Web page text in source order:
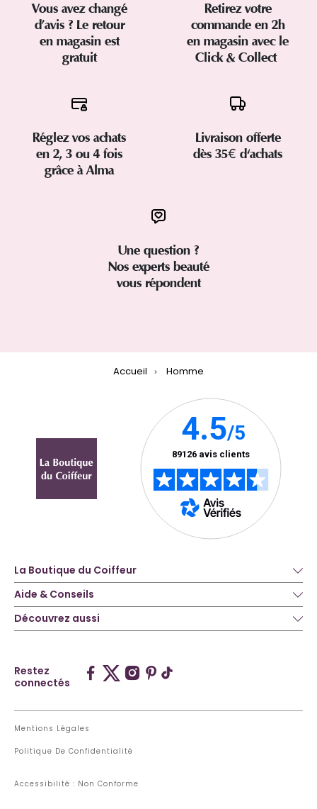
Vous avez changé
d’avis ? Le retour
en magasin est
gratuit
Retirez votre
commande en 2h
en magasin avec le
Click & Collect
Réglez vos achats
en 2, 3 ou 4 fois
grâce à Alma
Livraison offerte
dès 35€ d'achats
Une question ?
Nos experts beauté
vous répondent
Accueil Homme
La Boutique du Coiffeur
Aide & Conseils
Découvrez aussi
Restez
connectés
Mentions Légales
Politique De Confidentialité
Accessibilité : Non Conforme